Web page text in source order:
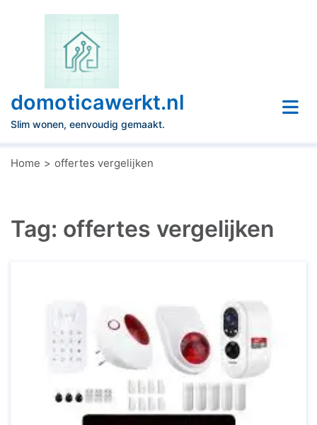
domoticawerkt.nl
Slim wonen, eenvoudig gemaakt.
Home offertes vergelijken
Tag: offertes vergelijken